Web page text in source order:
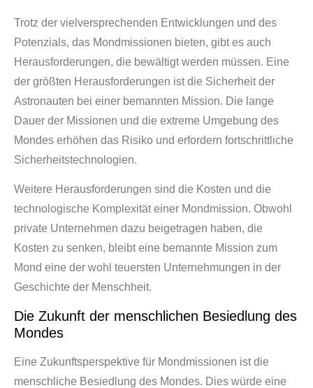
Trotz der vielversprechenden Entwicklungen und des
Potenzials, das Mondmissionen bieten, gibt es auch
Herausforderungen, die bewältigt werden müssen. Eine
der größten Herausforderungen ist die Sicherheit der
Astronauten bei einer bemannten Mission. Die lange
Dauer der Missionen und die extreme Umgebung des
Mondes erhöhen das Risiko und erfordern fortschrittliche
Sicherheitstechnologien.
Weitere Herausforderungen sind die Kosten und die
technologische Komplexität einer Mondmission. Obwohl
private Unternehmen dazu beigetragen haben, die
Kosten zu senken, bleibt eine bemannte Mission zum
Mond eine der wohl teuersten Unternehmungen in der
Geschichte der Menschheit.
Die Zukunft der menschlichen Besiedlung des
Mondes
Eine Zukunftsperspektive für Mondmissionen ist die
menschliche Besiedlung des Mondes. Dies würde eine